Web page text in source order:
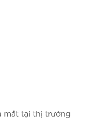
mắt tại thị trường